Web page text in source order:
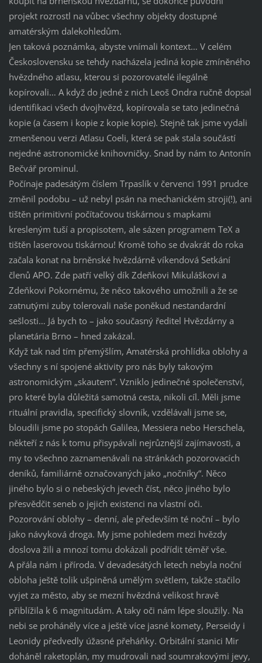
projekt rozrostl na vůbec všechny objekty dostupné
amatérským dalekohledům.
Jen taková poznámka, abyste vnímali kontext… V celém
Československu se tehdy nacházela jediná kopie zmíněného
hvězdného atlasu, kterou si pozorovatelé ilegálně
kopírovali… A když do jedné z nich Leoš Ondra ručně dopsal
identifikaci všech dvojhvězd, kopírovala se tato jedinečná
kopie (a časem i kopie z kopie kopie). Stejně tak jsme vydali
zmenšenou verzi Atlasu Coeli, která se pak stala součástí
nejedné astronomické knihovničky. Snad by nám to Antonín
Bečvář prominul.
Počínaje padesátým číslem Trpaslík v červenci 1991 prudce
změnil podobu – už nebyl psán na mechanickém stroji(!), ani
tištěn primitivní počítačovou tiskárnou s mapkami
kresleným tuší a propisotem, ale sázen programem TeX a
tištěn laserovou tiskárnou! Kromě toho se dvakrát do roka
začala konat na brněnské hvězdárně víkendová Setkání
členů APO. Zde patří velký dík Zdeňkovi Mikuláškovi a
Zdeňkovi Pokornému, že něco takového umožnili a že se
zatnutými zuby tolerovali naše poněkud nestandardní
sešlosti… Já bych to – jako současný ředitel Hvězdárny a
planetária Brno – hned zakázal.
Když tak nad tím přemýšlím, Amatérská prohlídka oblohy a
všechny s ní spojené aktivity pro nás byly takovým
astronomickým „skautem“. Vzniklo jedinečné společenství,
pro které byla důležitá samotná cesta, nikoli cíl. Měli jsme
rituální pravidla, specifický slovník, vzdělávali jsme se,
bloudili jsme po stopách Galilea, Messiera nebo Herschela,
někteří z nás k tomu přisypávali nejrůznější zajímavosti, a
my to všechno zaznamenávali na stránkách pozorovacích
deníků, familiárně označovaných jako „nočníky“. Něco
jiného bylo si o nebeských jevech číst, něco jiného bylo
přesvědčit seneb o jejich existenci na vlastní oči.
Pozorování oblohy – denní, ale především té noční – bylo
jako návyková droga. My jsme pohledem mezi hvězdy
doslova žili a mnozí tomu dokázali podřídit téměř vše.
A přála nám i příroda. V devadesátých letech nebyla noční
obloha ještě tolik ušpiněná umělým světlem, takže stačilo
vyjet za město, aby se mezní hvězdná velikost hravě
přiblížila k 6 magnitudám. A taky oči nám lépe sloužily. Na
nebi se proháněly více a ještě více jasné komety, Perseidy i
Leonidy předvedly úžasné přeháňky. Orbitální stanici Mir
doháněl raketoplán, my mudrovali nad soumrakovými jevy,